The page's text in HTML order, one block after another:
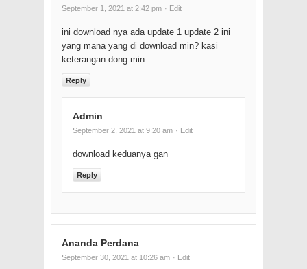
September 1, 2021 at 2:42 pm · Edit
ini download nya ada update 1 update 2 ini
yang mana yang di download min? kasi
keterangan dong min
Reply
Admin
September 2, 2021 at 9:20 am · Edit
download keduanya gan
Reply
Ananda Perdana
September 30, 2021 at 10:26 am · Edit